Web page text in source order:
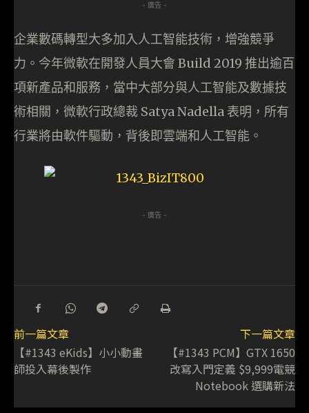
- 廣告 -
企業數碼轉型大多加入人工智能技術，增強競爭
力。今年微軟在開發人員大會 Build 2019 推出逾百
項新產品和服務，當中大部分與人工智能及數據技
術相關，微軟行政總裁 Satya Nadella 表明，所有
行業將由軟件驅動，背後即雲端和人工智能。
- 廣告 -
前一篇文章
【#1343 eKids】小小動畫
師投入幕後製作
下一篇文章
【#1343 PCM】GTX 1650
改寫入門定義 $9,999電競
Notebook 選購新法